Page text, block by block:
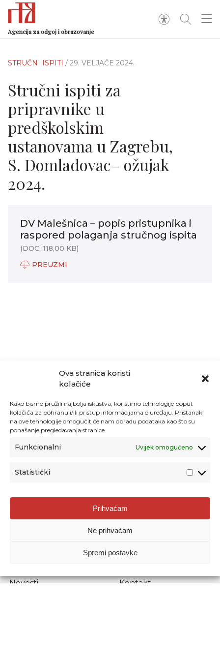
Ova stranica koristi
kolačiće
Kako bismo pružili najbolja iskustva, koristimo tehnologije poput
kolačića za pohranu i/ili pristup informacijama o uređaju. Pristanak
na ove tehnologije omogućit će nam obradu podataka kao što su
ponašanje pregledavanja stranice.
Funkcionalni Uvijek omogućeno
Statistički
Prihvaćam
Ne prihvaćam
Spremi postavke
Agencija za odgoj i obrazovanje
STRUČNI ISPITI / 29. VELJAČE 2024.
Stručni ispiti za
pripravnike u
predškolskim
ustanovama u Zagrebu,
S. Domladovac– ožujak
2024.
DV Malešnica – popis pristupnika i
raspored polaganja stručnog ispita
(DOC: 118,00 KB)
PREUZMI
Agencija za odgoj i obrazovanje
Donje Svetice 38, 10000 Zagreb
1778129
Prenošenje sadržaja dopušteno je uz navođenje izvora.
Novosti
Kontakt